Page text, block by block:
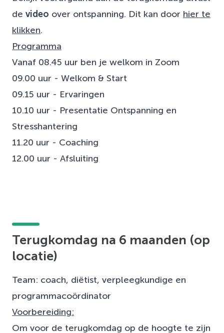
de video over ontspanning. Dit kan door hier te
klikken.
Programma
Vanaf 08.45 uur ben je welkom in Zoom
09.00 uur - Welkom & Start
09.15 uur - Ervaringen
10.10 uur - Presentatie Ontspanning en
Stresshantering
11.20 uur - Coaching
12.00 uur - Afsluiting
Terugkomdag na 6 maanden (op
locatie)
Team: coach, diëtist, verpleegkundige en
programmacoördinator
Voorbereiding:
Om voor de terugkomdag op de hoogte te zijn